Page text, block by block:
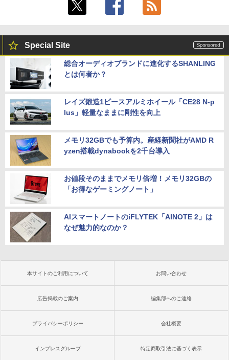
Special Site
総合オーディオブランドに進化するSHANLING
とは何者か？
レイズ鍛造1ピースアルミホイール「CE28 N-p
lus」軽量なままに剛性を向上
メモリ32GBでも予算内。産経新聞社がAMD R
yzen搭載dynabookを2千台導入
お値段そのままでメモリ倍増！メモリ32GBの
「お得なゲーミングノート」
AIスマートノートのiFLYTEK「AINOTE 2」は
なぜ魅力的なのか？
本サイトのご利用について お問い合わせ
広告掲載のご案内 編集部へのご連絡
プライバシーポリシー 会社概要
インプレスグループ 特定商取引法に基づく表示